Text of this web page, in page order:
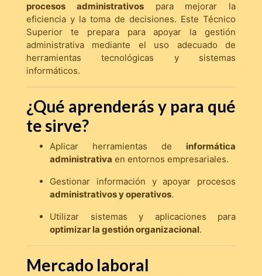
procesos administrativospara mejorar la
eficiencia y la toma de decisiones. Este Técnico
Superior te prepara para apoyar la gestión
administrativa mediante el uso adecuado de
herramientas tecnológicas y sistemas
informáticos.
¿Qué aprenderás y para qué
te sirve?
Aplicar herramientas de informática
administrativa en entornos empresariales.
Gestionar información y apoyar procesos
administrativos y operativos.
Utilizar sistemas y aplicaciones para
optimizar la gestión organizacional.
Mercado laboral